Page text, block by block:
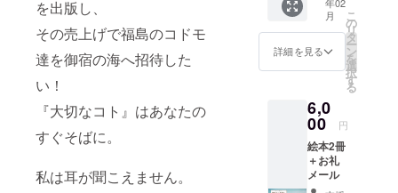
を出版し、
その売上げで福島のコドモ
達を御宿の海へ招待した
い！
『大切なコト』はあなたの
すぐそばに。
私は耳が聞こえません。
ループ
「kahului」
の主催を務
ティープロ
「あけたら
海へ」の主
月
詳細を見る
こ
の
リ
タ
ー
ン
を
選
択
す
る
6,0
00 円
絵本2冊
＋お礼
メール